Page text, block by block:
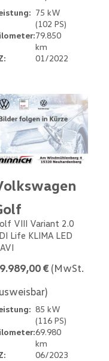
75 kW
(102 PS)
79.850
km
01/2022
VIII Variant 2.0
Life KLIMA LED
€ (MwSt.
85 kW
(116 PS)
69.980
km
06/2023